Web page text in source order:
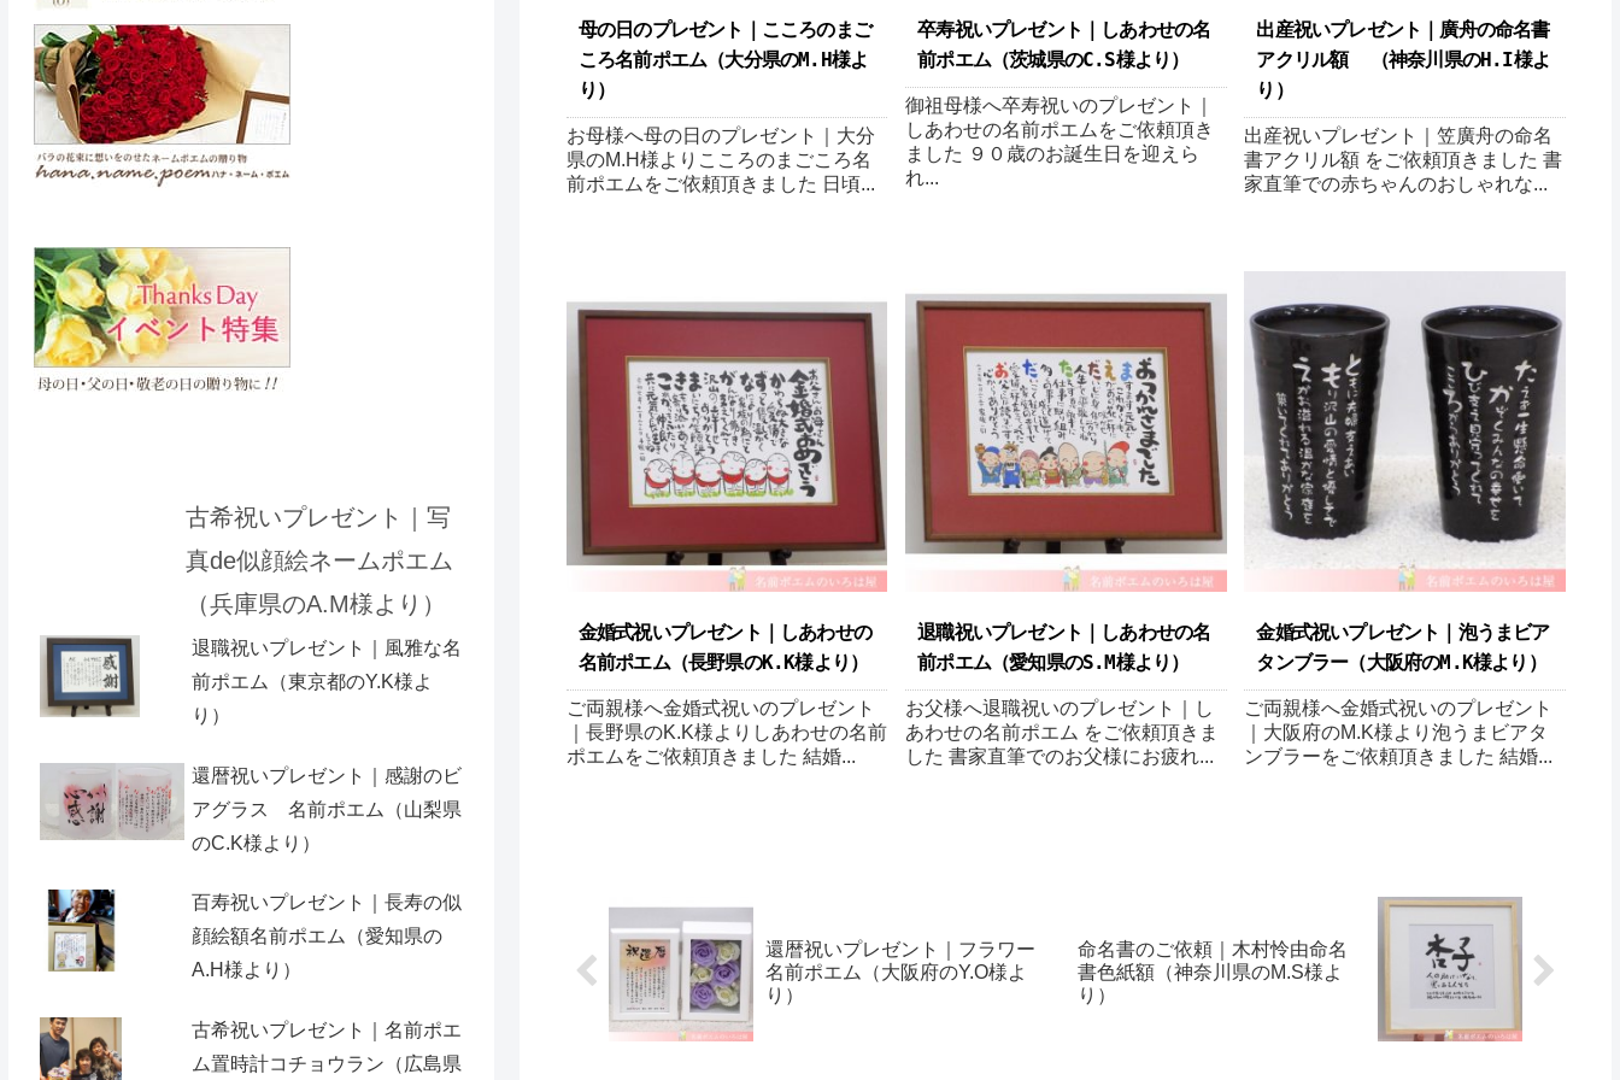
母の日のプレゼント｜こころのまご
ころ名前ポエム（大分県のM.H様よ
り ）
お母様へ母の日のプレゼント｜大分
県のM.H様よりこころのまごころ名
前ポエムをご依頼頂きました 日頃...
卒寿祝いプレゼント｜しあわせの名
前ポエム （茨城県のC.S様より ）
御祖母様へ卒寿祝いのプレゼント｜
しあわせの名前ポエムをご依頼頂き
ました ９０歳のお誕生日を迎えら
れ...
出産祝いプレゼント｜ 廣舟の命名書
アクリル額 （神奈川県のH.I様よ
り ）
出産祝いプレゼント｜笠廣舟の命名
書アクリル額 をご依頼頂きました 書
家直筆での赤ちゃんのおしゃれな...
金婚式祝いプレゼント｜しあわせの
名前ポエム（長野県のK.K様より ）
ご両親様へ金婚式祝いのプレゼント
｜長野県のK.K様よりしあわせの名前
ポエムをご依頼頂きました 結婚...
退職祝いプレゼント｜しあわせの名
前ポエム（愛知県のS.M様より ）
お父様へ退職祝いのプレゼント｜し
あわせの名前ポエム をご依頼頂きま
した 書家直筆でのお父様にお疲れ...
金婚式祝いプレゼント｜泡うまビア
タンブラー（大阪府のM.K様より ）
ご両親様へ金婚式祝いのプレゼント
｜大阪府のM.K様より泡うまビアタ
ンブラーをご依頼頂きました 結婚...
還暦祝いプレゼント｜フラワー
名前ポエム（大阪府のY.O様よ
り ）
命名書のご依頼｜木村怜由命名
書色紙額（神奈川県のM.S様よ
り ）
古希祝いプレゼント｜写
真de似顔絵ネームポエム
（兵庫県のA.M様より）
退職祝いプレゼント｜風雅な名
前ポエム（東京都のY.K様よ
り）
還暦祝いプレゼント｜感謝のビ
アグラス 名前ポエム（山梨県
のC.K様より）
百寿祝いプレゼント｜長寿の似
顔絵額名前ポエム（愛知県の
A.H様より ）
古希祝いプレゼント｜名前ポエ
ム置時計コチョウラン（広島県